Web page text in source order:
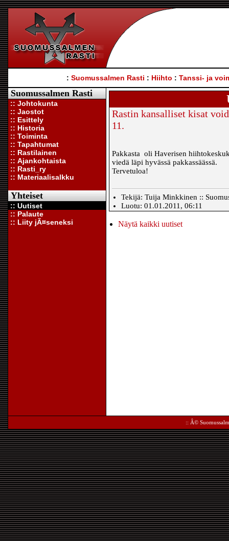
: Suomussalmen Rasti : Hiihto : Tanssi- ja
Suomussalmen Rasti
:: Johtokunta
:: Jaostot
:: Esittely
:: Historia
:: Toiminta
:: Tapahtumat
:: Rastilainen
:: Ajankohtaista
:: Rasti_ry
:: Materiaalisalkku
Yhteiset
:: Uutiset
:: Palaute
:: Liity jÃ¤seneksi
Rastin kansalliset kisat
11.
Pakkasta oli Haverisen
viedä läpi hyvässä pakkassäässä.
Tervetuloa!
Tekijä: Tuija Minkkinen ::
Luotu: 01.01.2011, 06:11
Näytä kaikki uutiset
:: Â©